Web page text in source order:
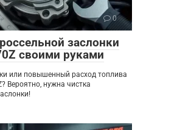
0
заслонки
своими руками
или повышенный расход топлива
Вероятно, нужна чистка